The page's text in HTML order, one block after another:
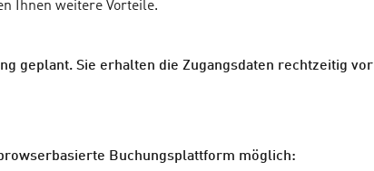
Ihnen weitere Vorteile.
geplant. Sie erhalten die Zugangsdaten rechtzeitig vor
Buchungsplattform möglich: